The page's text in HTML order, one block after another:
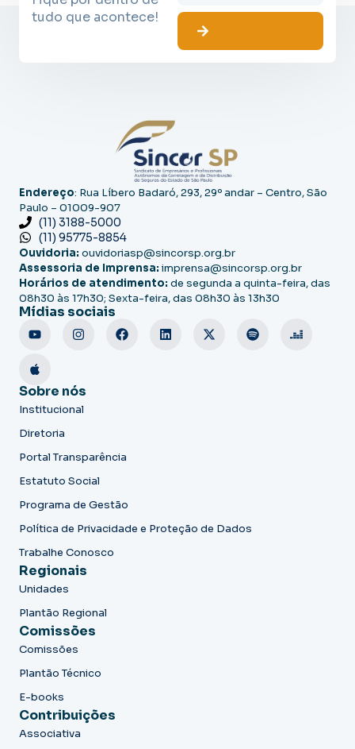
tudo que acontece!
Endereço: Rua Líbero Badaró, 293, 29º andar – Centro, São
Paulo – 01009-907
(11) 3188-5000
(11) 95775-8854
Ouvidoria: ouvidoriasp@sincorsp.org.br
Assessoria de Imprensa: imprensa@sincorsp.org.br
Horários de atendimento: de segunda a quinta-feira, das
08h30 às 17h30; Sexta-feira, das 08h30 às 13h30
Mídias sociais
Sobre nós
Institucional
Diretoria
Portal Transparência
Estatuto Social
Programa de Gestão
Política de Privacidade e Proteção de Dados
Trabalhe Conosco
Regionais
Unidades
Plantão Regional
Comissões
Comissões
Plantão Técnico
E-books
Contribuições
Associativa